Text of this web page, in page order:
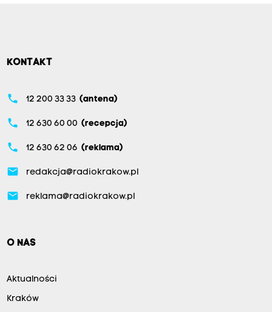
KONTAKT
phone 12 200 33 33 (antena)
phone 12 630 60 00 (recepcja)
phone 12 630 62 06 (reklama)
email redakcja@radiokrakow.pl
email reklama@radiokrakow.pl
O NAS
Aktualności
Kraków